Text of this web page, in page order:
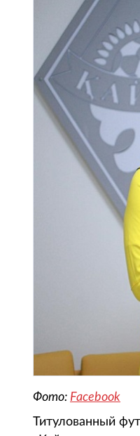
Фото: Facebook
Титулованный